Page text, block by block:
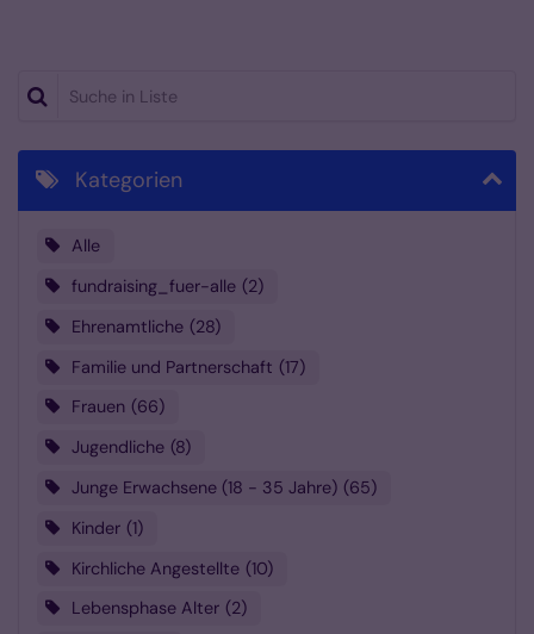
Suche in Liste
Kategorien
Alle
fundraising_fuer-alle 2
Ehrenamtliche 28
Familie und Partnerschaft 17
Frauen
66
Jugendliche 8
Junge Erwachsene (18 - 35 Jahre) 65
Kinder 1
Kirchliche Angestellte 10
Lebensphase Alter 2